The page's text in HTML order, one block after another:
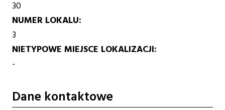
30
NUMER LOKALU
3
NIETYPOWE MIEJSCE LOKALIZACJI
-
Dane kontaktowe